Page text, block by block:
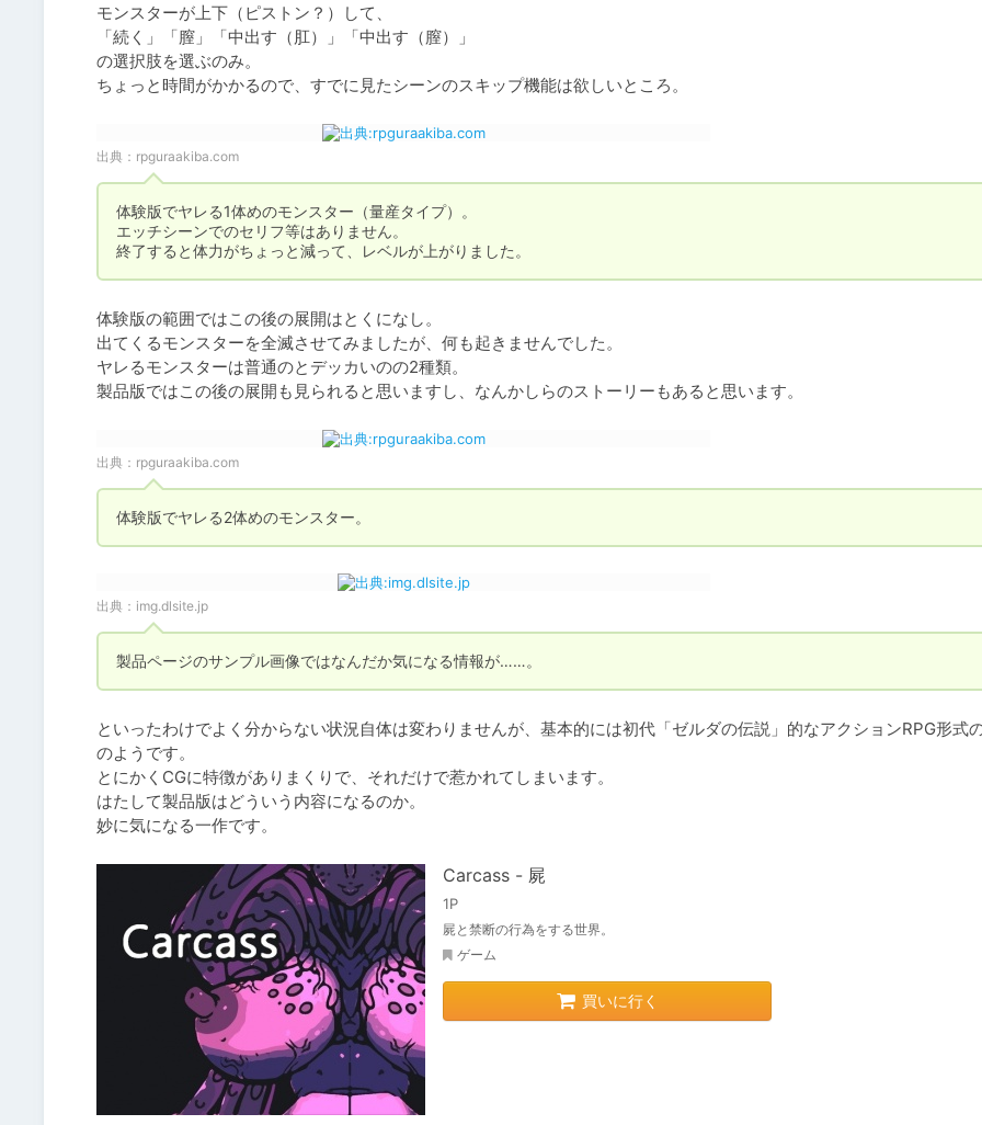
モンスターが上下（ピストン？）して、
「続く」「膣」「中出す（肛）」「中出す（膣）」
の選択肢を選ぶのみ。
ちょっと時間がかかるので、すでに見たシーンのスキップ機能は欲しいところ。
出典： rpguraakiba.com
体験版でヤレる1体めのモンスター（量産タイプ）。
エッチシーンでのセリフ等はありません。
終了すると体力がちょっと減って、レベルが上がりました。
体験版の範囲ではこの後の展開はとくになし。
出てくるモンスターを全滅させてみましたが、何も起きませんでした。
ヤレるモンスターは普通のとデッカいのの2種類。
製品版ではこの後の展開も見られると思いますし、なんかしらのストーリーもあると思います。
出典： rpguraakiba.com
体験版でヤレる2体めのモンスター。
出典： img.dlsite.jp
製品ページのサンプル画像ではなんだか気になる情報が……。
といったわけでよく分からない状況自体は変わりませんが、基本的には初代「ゼルダの伝説」的なアクションRPG形式
のようです。
とにかくCGに特徴がありまくりで、それだけで惹かれてしまいます。
はたして製品版はどういう内容になるのか。
妙に気になる一作です。
Carcass - 屍
1P
屍と禁断の行為をする世界。
ゲーム
買いに行く